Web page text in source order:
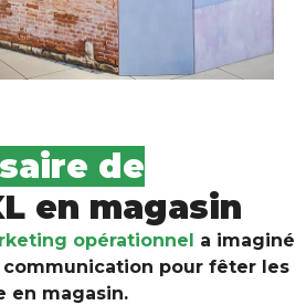
de
en magasin
opérationnel a imaginé
pour fêter les
en magasin.